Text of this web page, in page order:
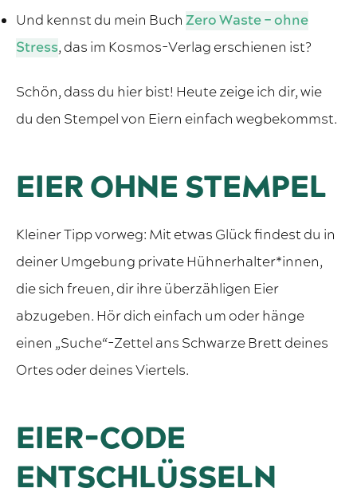
Und kennst du mein Buch Zero Waste – ohne
Stress, das im Kosmos-Verlag erschienen ist?
Schön, dass du hier bist! Heute zeige ich dir, wie
du den Stempel von Eiern einfach wegbekommst.
EIER OHNE STEMPEL
Kleiner Tipp vorweg: Mit etwas Glück findest du in
deiner Umgebung private Hühnerhalter*innen,
die sich freuen, dir ihre überzähligen Eier
abzugeben. Hör dich einfach um oder hänge
einen „Suche“-Zettel ans Schwarze Brett deines
Ortes oder deines Viertels.
EIER-CODE
ENTSCHLÜSSELN